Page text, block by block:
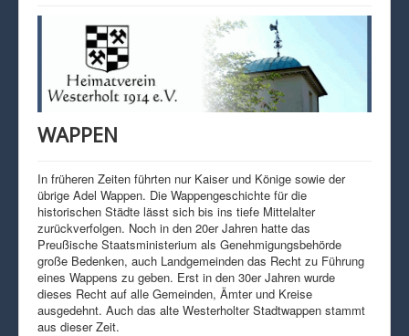
KONTAKT
IMPRESSUM
DATENSCHUTZ
WAPPEN
In früheren Zeiten führten nur Kaiser und Könige sowie der
übrige Adel Wappen. Die Wappengeschichte für die
historischen Städte lässt sich bis ins tiefe Mittelalter
zurückverfolgen. Noch in den 20er Jahren hatte das
Preußische Staatsministerium als Genehmigungsbehörde
große Bedenken, auch Landgemeinden das Recht zu Führung
eines Wappens zu geben. Erst in den 30er Jahren wurde
dieses Recht auf alle Gemeinden, Ämter und Kreise
ausgedehnt. Auch das alte Westerholter Stadtwappen stammt
aus dieser Zeit.